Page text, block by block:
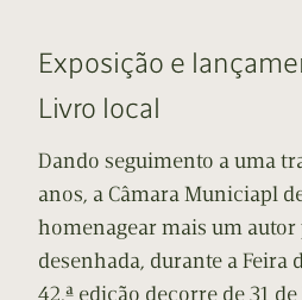
Exposição e
Livro local
Dando seguimento a uma
anos, a Câmara Municiapl
homenagear mais um
desenhada, durante a Feira
42.ª edição decorre de 31